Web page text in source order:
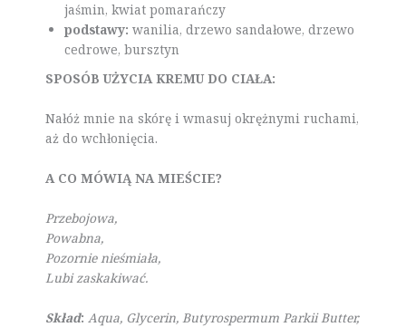
jaśmin, kwiat pomarańczy
podstawy: wanilia, drzewo sandałowe, drzewo
cedrowe, bursztyn
SPOSÓB UŻYCIA KREMU DO CIAŁA:
Nałóż mnie na skórę i wmasuj okrężnymi ruchami,
aż do wchłonięcia.
A CO MÓWIĄ NA MIEŚCIE?
Przebojowa,
Powabna,
Pozornie nieśmiała,
Lubi zaskakiwać.
Skład: Aqua, Glycerin, Butyrospermum Parkii Butter,